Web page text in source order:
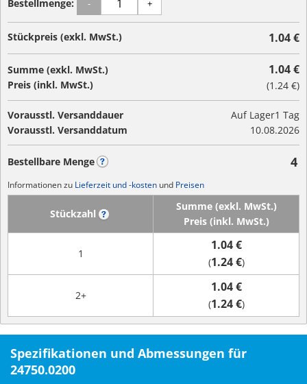
Bestellmenge: - +
Stückpreis (exkl. MwSt.) 1.04 €
Summe (exkl. MwSt.)
Preis (inkl. MwSt.)
1.04 €
(1.24 €)
Vorausstl. Versanddauer
Vorausstl. Versanddatum
Auf Lager1 Tag
10.08.2026
Bestellbare Menge 4
Informationen zu Lieferzeit und -kosten und Preisen
Stückzahl
Summe (exkl. MwSt.)
Preis (inkl. MwSt.)
1
1.04 €
(1.24 €)
2+
1.04 €
(1.24 €)
Spezifikationen und Abmessungen für
24750.0200